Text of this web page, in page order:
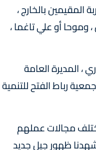
المقيمين بالخارج ،
وموحا أو علي تاغما ،
، المديرة العامة
رباط الفتح للتنمية
في مختلف مجالات عملهم
إفريقيا وشهدنا ظهور جيل جديد